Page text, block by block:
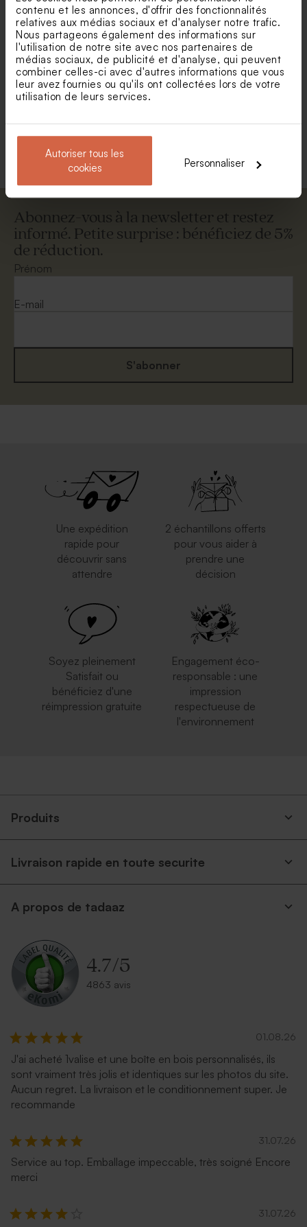
contenu et les annonces, d'offrir des fonctionnalités
relatives aux médias sociaux et d'analyser notre trafic.
Nous partageons également des informations sur
l'utilisation de notre site avec nos partenaires de
médias sociaux, de publicité et d'analyse, qui peuvent
combiner celles-ci avec d'autres informations que vous
leur avez fournies ou qu'ils ont collectées lors de votre
utilisation de leurs services.
Autoriser tous les
cookies
Personnaliser
Enveloppe dorée brillante
Enveloppe blanche
autocollante
Superbe enveloppe noire
Enveloppe argentée
Enveloppe papier kraft
Enveloppe voeux papier
Enveloppe voeux longue
rose nude
Enveloppe voeux longue
eucalyptus
Voir +
Abonnez-vous à la newsletter et restez
informé. Petite surprise : bénéficiez de 5%
de réduction.
Prénom
E-mail
S'abonner
Une expédition
rapide pour
découvrir sans
attendre
2 échantillons offerts
pour vous aider à
prendre une
décision
Soyez pleinement
Satisfait ou
bénéficiez d'une
réimpression gratuite
Engagement éco-
responsable : une
impression
respectueuse de
l'environnement
Produits
Livraison rapide en toute securite
A propos de tadaaz
4.7/5
4863 avis
01.08.26
J'ai acheté 1valise et une boîte en bois personnalisés, ils
sont vraiment très jolis et identiques sur les photos du site.
Aucun regret. La livraison et le conditionnement super. Je
recommande
31.07.26
Service au top. Emballage impeccable, très soigné Encore
merci
31.07.26